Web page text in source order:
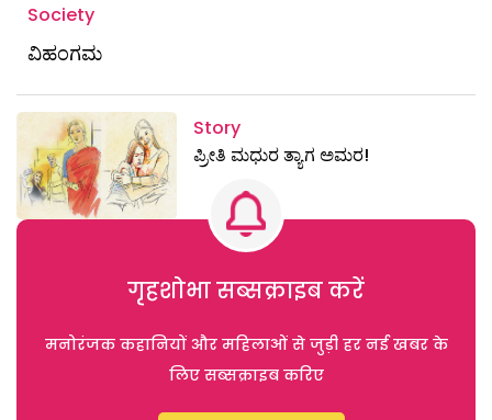
Society
ವಿಹಂಗಮ
Story
ಪ್ರೀತಿ ಮಧುರ ತ್ಯಾಗ ಅಮರ!
गृहशोभा सब्सक्राइब करें
मनोरंजक कहानियों और महिलाओं से जुड़ी हर नई खबर के
लिए सब्सक्राइब करिए